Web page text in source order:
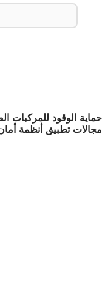
حماية الوقود للمركبات
مجالات تطبيق أنظمة